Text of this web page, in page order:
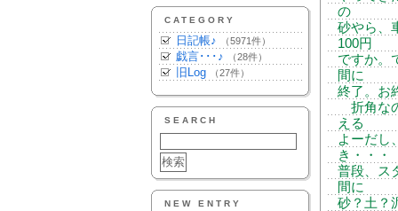
CATEGORY
日記帳♪ （5971件）
戯言･･･♪ （28件）
旧Log （27件）
SEARCH
NEW ENTRY
の
砂やら、
100円
ですか。
間に
終了。お
折角な
える
よーだし
き・・・
普段、ス
間に
砂？土？